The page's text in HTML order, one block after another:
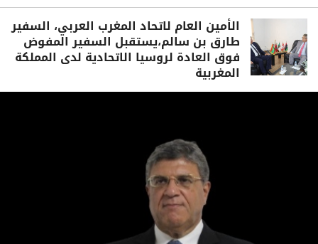
الأمين العام لاتحاد المغرب العربي، السفير
طارق بن سالم،يستقبل السفير المفوض
فوق العادة لروسيا الاتحادية لدى المملكة
المغربية